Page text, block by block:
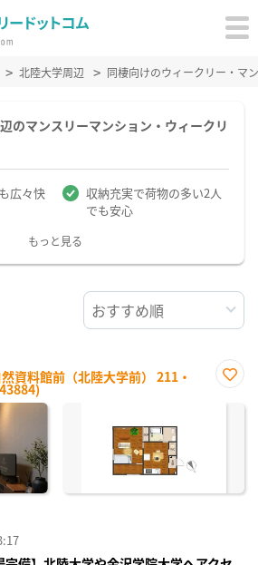
北陸大学周辺 同棲向けのウィークリー・マ
のマンスリーマンション・ウィークリ
広々快
収納充実で荷物の多い2人
でも安心
もっと見る
資料館前（北陸大学前） 211・
に入